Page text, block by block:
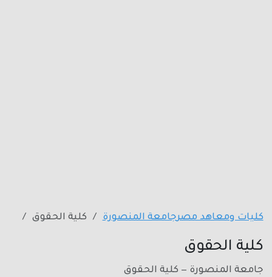
كليات ومعاهد مصرجامعة المنصورة كلية الحقوق
كلية الحقوق
جامعة المنصورة — كلية الحقوق